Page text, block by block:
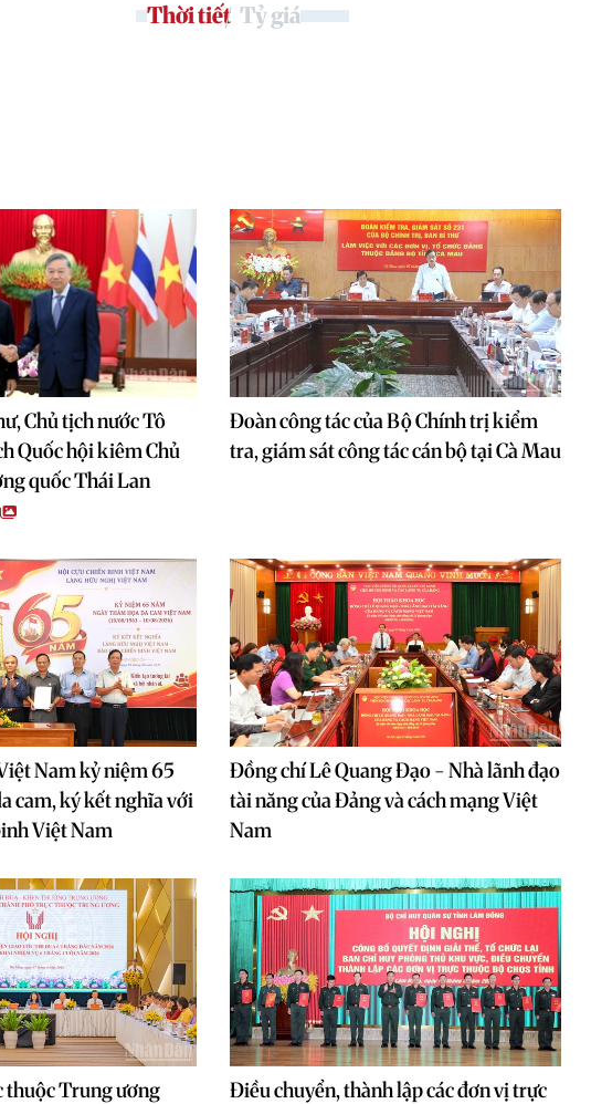
Thời tiết Tỷ giá
Chủ tịch nước Tô
Quốc hội kiêm Chủ
quốc Thái Lan
Đoàn công tác của Bộ Chính trị kiểm
tra, giám sát công tác cán bộ tại Cà Mau
Nam kỷ niệm 65
cam, ký kết nghĩa với
Việt Nam
Đồng chí Lê Quang Đạo - Nhà lãnh đạo
tài năng của Đảng và cách mạng Việt
Nam
thuộc Trung ương
Điều chuyển, thành lập các đơn vị trực